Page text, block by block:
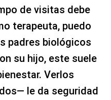
de visitas debe
terapeuta, puedo
padres biológicos
su hijo, este suele
Verlos
le da seguridad